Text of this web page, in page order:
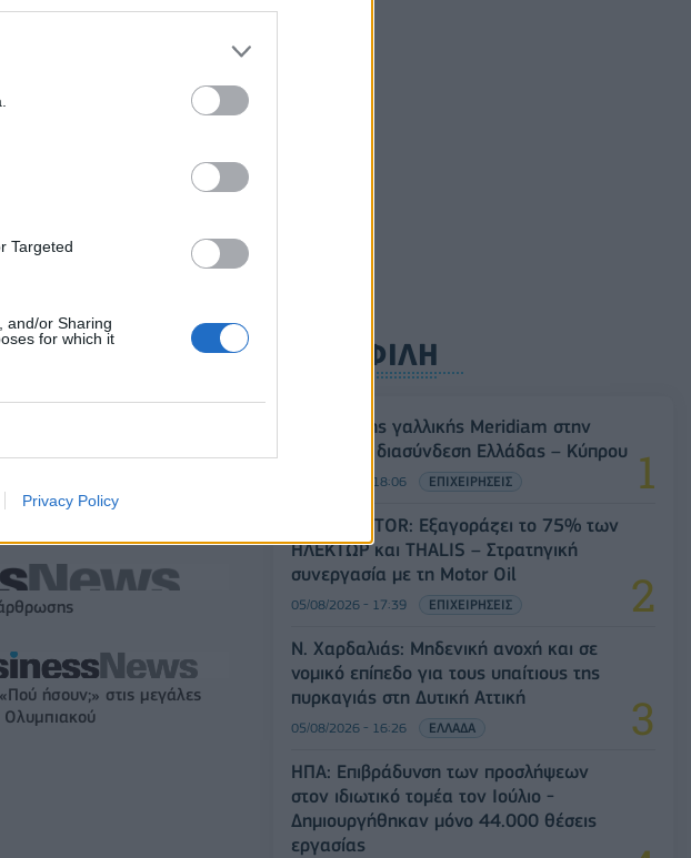
Targeted
and/or Sharing
for which it
Privacy Policy
νέο Διοικητικό Συμβούλιο
2026
ήσουν;» στις μεγάλες
Ολυμπιακού
ΔΗΜΟΦΙΛΗ
Είσοδος της γαλλικής Meridiam στην
ηλεκτρική διασύνδεση Ελλάδας – Κύπρου
05/08/2026 - 18:06 ΕΠΙΧΕΙΡΗΣΕΙΣ
Όμιλος AKTOR: Εξαγοράζει το 75% των
ΗΛΕΚΤΩΡ και THALIS – Στρατηγική
συνεργασία με τη Motor Oil
05/08/2026 - 17:39 ΕΠΙΧΕΙΡΗΣΕΙΣ
Ν. Χαρδαλιάς: Μηδενική ανοχή και σε
νομικό επίπεδο για τους υπαίτιους της
πυρκαγιάς στη Δυτική Αττική
05/08/2026 - 16:26 ΕΛΛΑΔΑ
ΗΠΑ: Επιβράδυνση των προσλήψεων
στον ιδιωτικό τομέα τον Ιούλιο -
Δημιουργήθηκαν μόνο 44.000 θέσεις
εργασίας